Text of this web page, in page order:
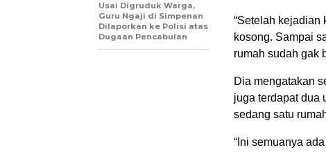
“Setelah kejadian
kosong. Sampai
rumah sudah gak
Dia mengatakan
juga terdapat dua
sedang satu
“Ini semuanya
Usai Digruduk Warga,
Guru Ngaji di Simpenan
Dilaporkan ke Polisi atas
Dugaan Pencabulan